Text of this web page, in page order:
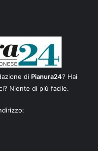
di Pianura24? Hai
Niente di più facile.